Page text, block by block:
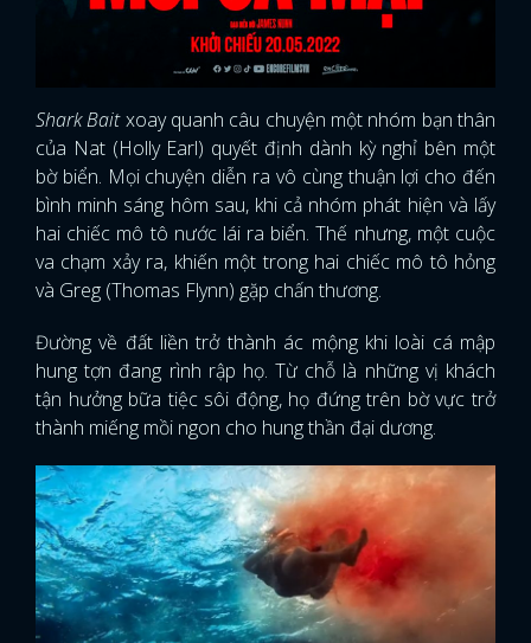
Shark Baitxoay quanh câu chuyện một nhóm bạn thân
của Nat (Holly Earl) quyết định dành kỳ nghỉ bên một
bờ biển. Mọi chuyện diễn ra vô cùng thuận lợi cho đến
bình minh sáng hôm sau, khi cả nhóm phát hiện và lấy
hai chiếc mô tô nước lái ra biển. Thế nhưng, một cuộc
va chạm xảy ra, khiến một trong hai chiếc mô tô hỏng
và Greg (Thomas Flynn) gặp chấn thương.
Đường về đất liền trở thành ác mộng khi loài cá mập
hung tợn đang rình rập họ. Từ chỗ là những vị khách
tận hưởng bữa tiệc sôi động, họ đứng trên bờ vực trở
thành miếng mồi ngon cho hung thần đại dương.